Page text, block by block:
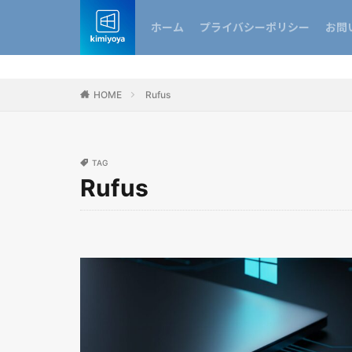
ホーム プライバシーポリシー お問
HOME Rufus
TAG
Rufus